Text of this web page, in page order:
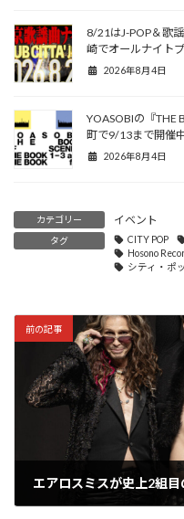
8/21はJ-POP＆歌
崎でオールナイト
2026年8月4日
YOASOBIの『THE
町で9/13まで開催
2026年8月4日
カテゴリー イベント
タグ CITY POP
Hosono
シティ・ポ
前の記事